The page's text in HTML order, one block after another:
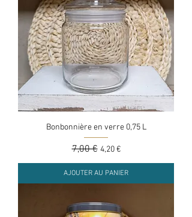
Bonbonnière en verre 0,75 L
Prix original
7,00 € Prix promotionnel
4,20 €
AJOUTER AU PANIER